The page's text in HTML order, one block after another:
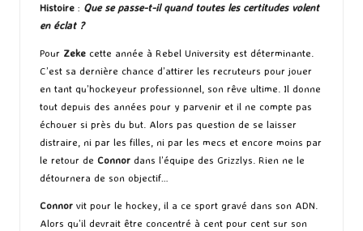
Histoire : Que se passe-t-il quand toutes les certitudes volent
en éclat ?
Pour Zeke cette année à Rebel University est déterminante.
C’est sa dernière chance d’attirer les recruteurs pour jouer
en tant qu’hockeyeur professionnel, son rêve ultime. Il donne
tout depuis des années pour y parvenir et il ne compte pas
échouer si près du but. Alors pas question de se laisser
distraire, ni par les filles, ni par les mecs et encore moins par
le retour de Connor dans l’équipe des Grizzlys. Rien ne le
détournera de son objectif…
Connor vit pour le hockey, il a ce sport gravé dans son ADN.
Alors qu’il devrait être concentré à cent pour cent sur son